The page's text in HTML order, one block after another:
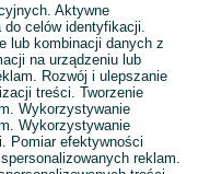
Aktywne
celów identyfikacji.
lub kombinacji danych z
na urządzeniu lub
Rozwój i ulepszanie
treści. Tworzenie
Wykorzystywanie
Wykorzystywanie
Pomiar efektywności
reklam.